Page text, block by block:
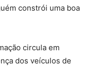
constrói uma boa
circula em
dos veículos de